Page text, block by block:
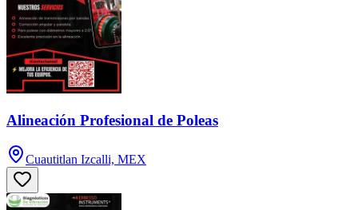
Alineación Profesional de Poleas
Cuautitlan Izcalli, MEX